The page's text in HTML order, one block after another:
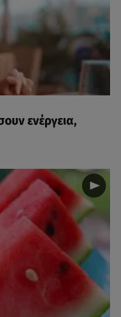
ενέργεια,